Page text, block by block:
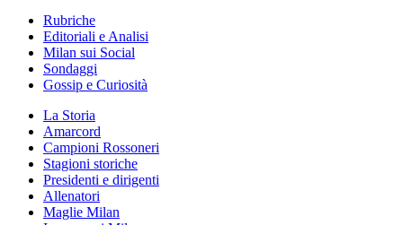
Rubriche
Editoriali e Analisi
Milan sui Social
Sondaggi
Gossip e Curiosità
La Storia
Amarcord
Campioni Rossoneri
Stagioni storiche
Presidenti e dirigenti
Allenatori
Maglie Milan